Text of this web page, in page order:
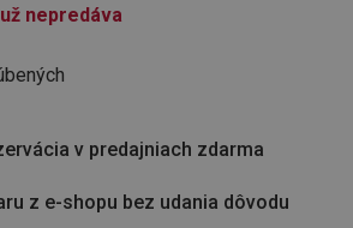
nepredáva
v predajniach zdarma
z e-shopu bez udania dôvodu